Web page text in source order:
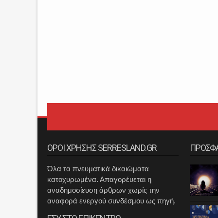
ΟΡΟΙ ΧΡΗΣΗΣ SERRESLAND.GR
Όλα τα πνευματικά δικαιώματα
κατοχυρωμένα. Απαγορέυεται η
αναδημοσίευση άρθρων χωρίς την
αναφορά ενεργού συνδέσμου ως πηγή.